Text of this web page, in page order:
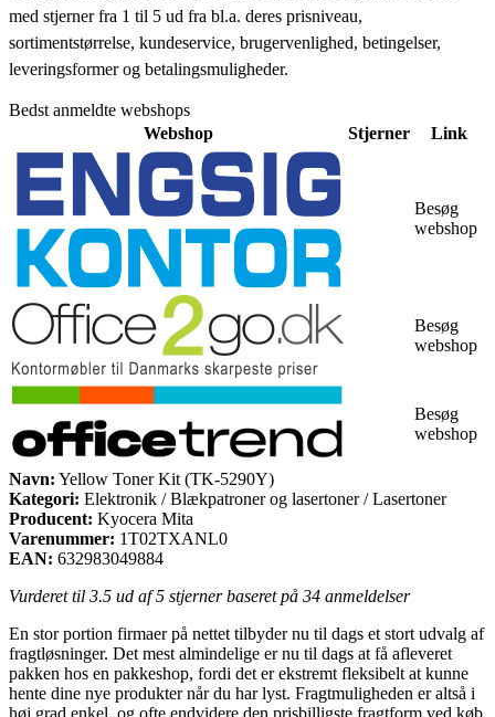
med stjerner fra 1 til 5 ud fra bl.a. deres prisniveau,
sortimentstørrelse, kundeservice, brugervenlighed, betingelser,
leveringsformer og betalingsmuligheder.
Bedst anmeldte webshops
Webshop
Stjerner Link
Besøg
webshop
Besøg
webshop
Besøg
webshop
Navn: Yellow Toner Kit (TK-5290Y)
Kategori: Elektronik / Blækpatroner og lasertoner / Lasertoner
Producent: Kyocera Mita
Varenummer: 1T02TXANL0
EAN: 632983049884
Vurderet til 3.5 ud af 5 stjerner baseret på 34 anmeldelser
En stor portion firmaer på nettet tilbyder nu til dags et stort udvalg af
fragtløsninger. Det mest almindelige er nu til dags at få afleveret
pakken hos en pakkeshop, fordi det er ekstremt fleksibelt at kunne
hente dine nye produkter når du har lyst. Fragtmuligheden er altså i
høj grad enkel, og ofte endvidere den prisbilligste fragtform ved køb